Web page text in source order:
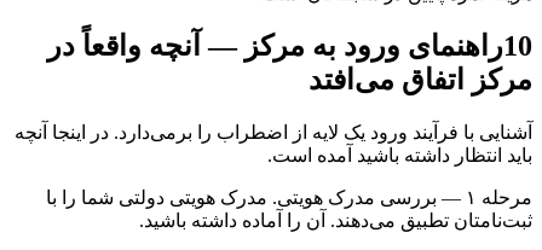
10راهنمای ورود به مرکز — آنچه واقعاً در
مرکز اتفاق می‌افتد
آشنایی با فرآیند ورود یک لایه از اضطراب را برمی‌دارد. در اینجا آنچه
باید انتظار داشته باشید آمده است.
مرحله ۱ — بررسی مدرک هویتی. مدرک هویتی دولتی شما را با
ثبت‌نامتان تطبیق می‌دهند. آن را آماده داشته باشید.